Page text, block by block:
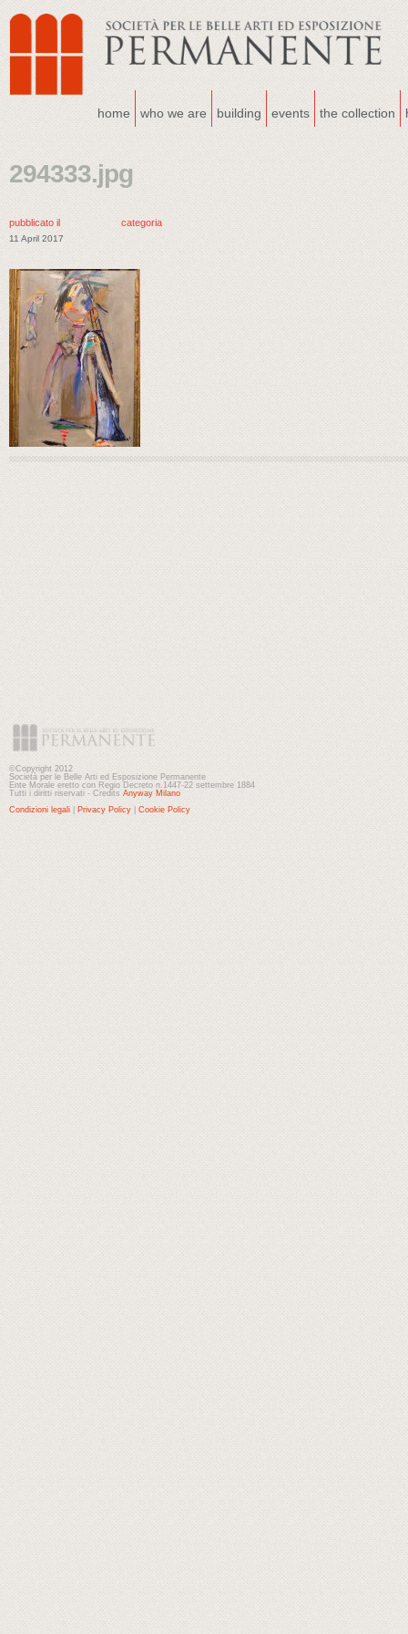
home who we are building events the collection
294333.jpg
pubblicato il
11 April 2017
categoria
©Copyright 2012
Società per le Belle Arti ed Esposizione Permanente
Ente Morale eretto con Regio Decreto n.1447-22 settembre 1884
Tutti i diritti riservati - Credits Anyway Milano
Condizioni legali
Privacy Policy Cookie Policy